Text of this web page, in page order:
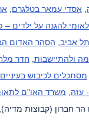
, אסדי עמאר בטלגרם,
להגנה על ילדים –
אביב, הסהר האדום
ולהתיישבות, חדר
מסתכלים לכיבוש בעיניים
עזה, משרד האו"ם לתאום
הר חברון (קבוצות